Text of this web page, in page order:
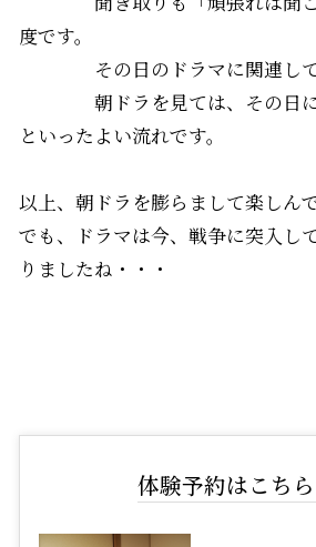
度です。
その日のドラマに関連して
朝ドラを見ては、その日に
といったよい流れです。
以上、朝ドラを膨らまして楽しんで
でも、ドラマは今、戦争に突入し
りましたね・・・
体験予約はこち